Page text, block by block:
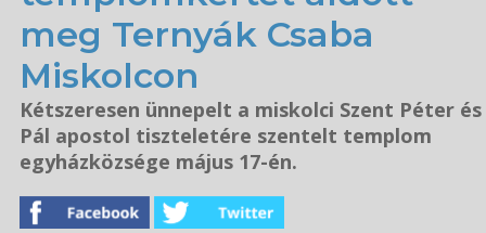
meg Ternyák Csaba
Miskolcon
Kétszeresen ünnepelt a miskolci Szent Péter és
Pál apostol tiszteletére szentelt templom
egyházközsége május 17-én.